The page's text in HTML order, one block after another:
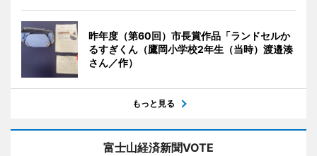
昨年度（第60回）市長賞作品「ランドセルか
るすぎくん（鷹岡小学校2年生（当時）渡邉湊
さん／作）
もっと見る
富士山経済新聞VOTE